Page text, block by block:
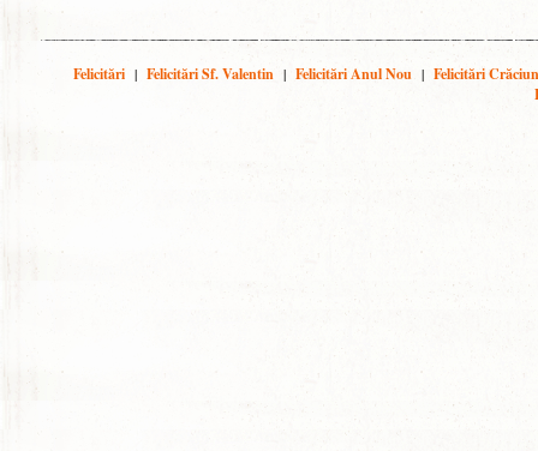
Felicitări | Felicitări Sf. Valentin | Felicitări Anul Nou | Felicitări